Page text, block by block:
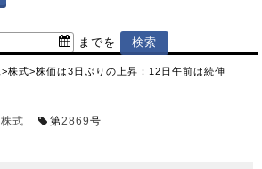
までを
>株式>株価は3日ぶりの上昇：12日午前は続伸
株式 第2869号